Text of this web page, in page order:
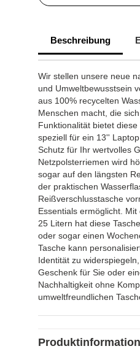
Beschreibung
Wir stellen unsere neue
und Umweltbewusstsein
aus 100% recycelten
Menschen macht, die
Funktionalität bietet
speziell für ein 13''
Schutz für Ihr wertvolles
Netzpolsterriemen wird
sogar auf den längsten
der praktischen
Reißverschlusstasche
Essentials ermöglicht.
25 Litern hat diese
oder sogar einen
Tasche kann
Identität zu
Geschenk für Sie oder
Nachhaltigkeit ohne
umweltfreundlichen